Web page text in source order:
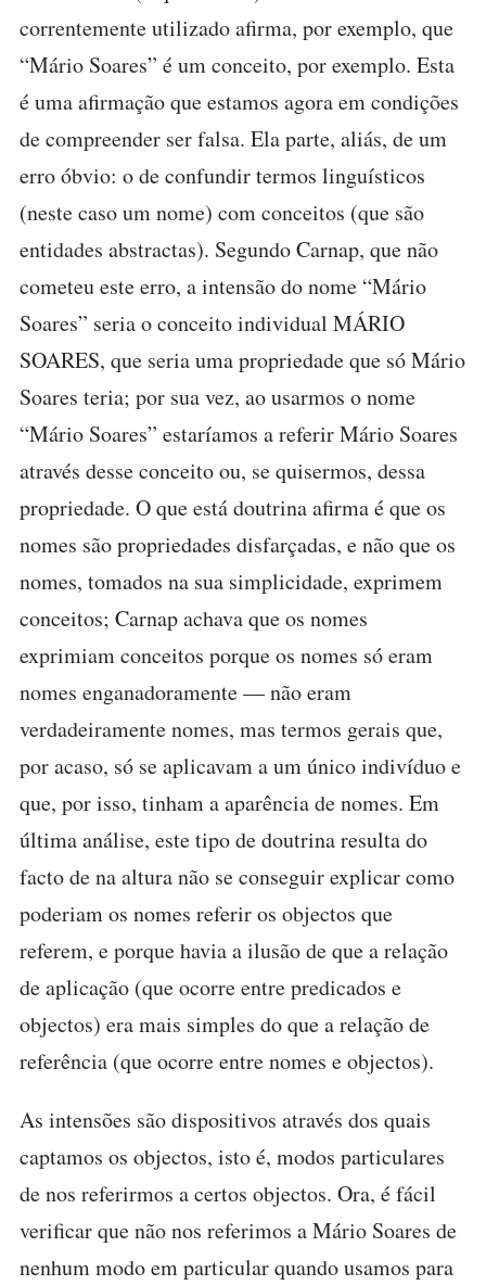
correntemente utilizado afirma, por exemplo, que
“Mário Soares” é um conceito, por exemplo. Esta
é uma afirmação que estamos agora em condições
de compreender ser falsa. Ela parte, aliás, de um
erro óbvio: o de confundir termos linguísticos
(neste caso um nome) com conceitos (que são
entidades abstractas). Segundo Carnap, que não
cometeu este erro, a intensão do nome “Mário
Soares” seria o conceito individual MÁRIO
SOARES, que seria uma propriedade que só Mário
Soares teria; por sua vez, ao usarmos o nome
“Mário Soares” estaríamos a referir Mário Soares
através desse conceito ou, se quisermos, dessa
propriedade. O que está doutrina afirma é que os
nomes são propriedades disfarçadas, e não que os
nomes, tomados na sua simplicidade, exprimem
conceitos; Carnap achava que os nomes
exprimiam conceitos porque os nomes só eram
nomes enganadoramente — não eram
verdadeiramente nomes, mas termos gerais que,
por acaso, só se aplicavam a um único indivíduo e
que, por isso, tinham a aparência de nomes. Em
última análise, este tipo de doutrina resulta do
facto de na altura não se conseguir explicar como
poderiam os nomes referir os objectos que
referem, e porque havia a ilusão de que a relação
de aplicação (que ocorre entre predicados e
objectos) era mais simples do que a relação de
referência (que ocorre entre nomes e objectos).
As intensões são dispositivos através dos quais
captamos os objectos, isto é, modos particulares
de nos referirmos a certos objectos. Ora, é fácil
verificar que não nos referimos a Mário Soares de
nenhum modo em particular quando usamos para